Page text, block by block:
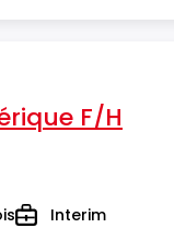
F/H
TypeInterim